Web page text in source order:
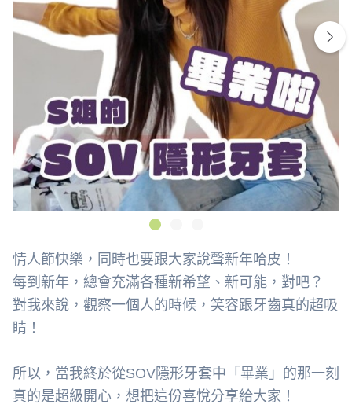
情人節快樂，同時也要跟大家說聲新年哈皮！
每到新年，總會充滿各種新希望、新可能，對吧？
對我來說，觀察一個人的時候，笑容跟牙齒真的超吸
睛！
所以，當我終於從SOV隱形牙套中「畢業」的那一刻
真的是超級開心，想把這份喜悅分享給大家！